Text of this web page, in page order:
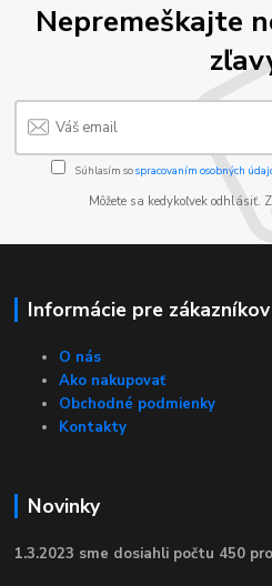
Nepremeškajte
Súhlasím sospracovaním osobných
Môžete sa kedykoľvek odhlásiť.
Informácie pre zákazníkov
O nás
Ako nakupovať
Obchodné podmienky
Kontakty
Novinky
1.3.2023 sme dosiahli počtu 450